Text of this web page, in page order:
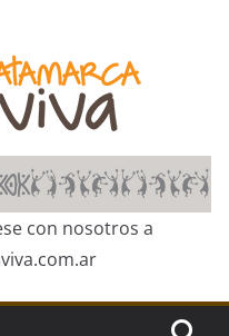
con nosotros a